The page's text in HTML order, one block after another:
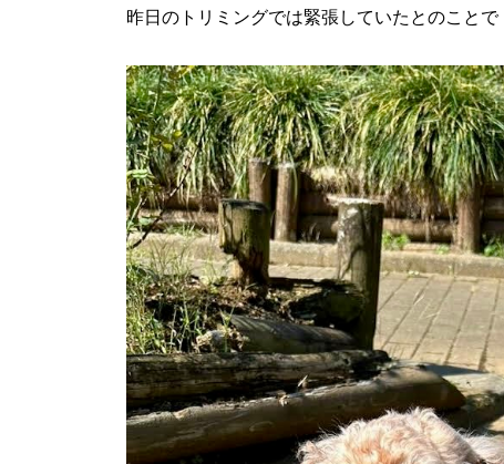
昨日のトリミングでは緊張していたとのこと